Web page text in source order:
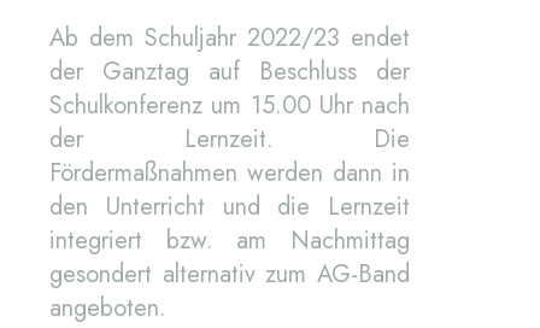
Ab dem Schuljahr 2022/23 endet
der Ganztag auf Beschluss der
Schulkonferenz um 15.00 Uhr nach
der Lernzeit. Die
Fördermaßnahmen werden dann in
den Unterricht und die Lernzeit
integriert bzw. am Nachmittag
gesondert alternativ zum AG-Band
angeboten.